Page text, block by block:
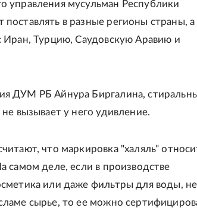
управления мусульман Республики
в разные регионы страны, а
Иран, Турцию, Саудовскую Аравию и
ДУМ РБ Айнура Биргалина,
вызывает у него удивление.
что маркировка "халяль"
самом деле, если в производстве
или даже фильтры для воды, не
сырье, то ее можно